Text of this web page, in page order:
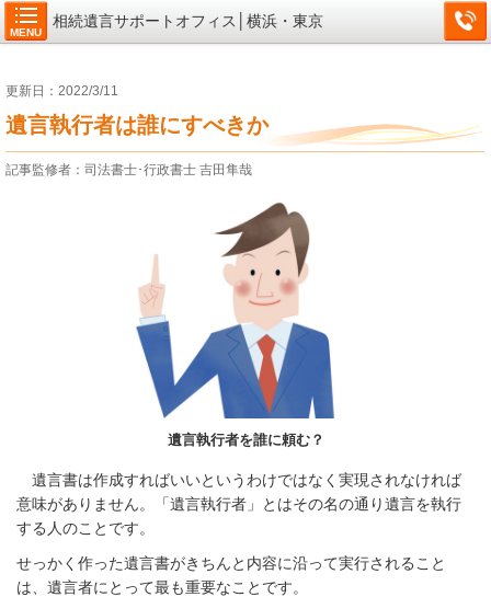
MENU
相続遺言サポートオフィス│横浜・東京
更新日：2022/3/11
遺言執行者は誰にすべきか
記事監修者：司法書士･行政書士 吉田隼哉
遺言執行者を誰に頼む？
遺言書は作成すればいいというわけではなく実現されなければ
意味がありません。「遺言執行者」とはその名の通り遺言を執行
する人のことです。
せっかく作った遺言書がきちんと内容に沿って実行されること
は、遺言者にとって最も重要なことです。